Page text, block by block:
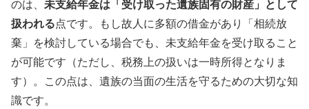
のは、 未支給年金は「受け取った遺族固有の財産」として
扱われる点です。もし故人に多額の借金があり「相続放
棄」を検討している場合でも、未支給年金を受け取ること
が可能です（ただし、税務上の扱いは一時所得となりま
す）。この点は、遺族の当面の生活を守るための大切な知
識です。